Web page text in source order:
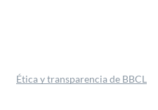
Ética y transparencia de BBCL